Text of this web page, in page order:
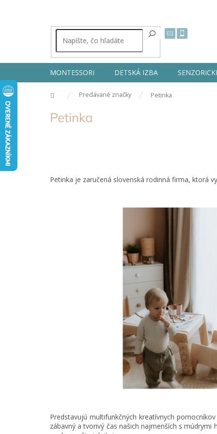
MONTESSORI DETSKÁ IZBA
Domov Predávané značky Petinka
Petinka
Petinka je zaručená slovenská rodinná firma, ktorá
Predstavujú multifunkčných kreatívnych
zábavný a tvorivý čas našich najmenších s